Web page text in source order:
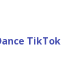
TikTok